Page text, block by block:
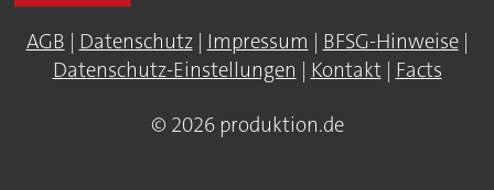
AGB | Datenschutz| Impressum | BFSG-Hinweise|
Datenschutz-Einstellungen | Kontakt| Facts
© 2026 produktion.de